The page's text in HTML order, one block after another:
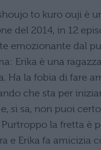
to kuro ouji è
del 2014, in 12
emozionante dal
Erika è una
Ha la fobia di fare
che sta per
si sa, non puoi
la fretta è
e Erika fa amicizia